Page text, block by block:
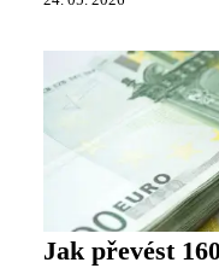
Jak převést